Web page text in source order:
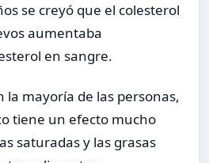
se creyó que el colesterol
aumentaba
en sangre.
la mayoría de las personas,
tiene un efecto mucho
saturadas y las grasas